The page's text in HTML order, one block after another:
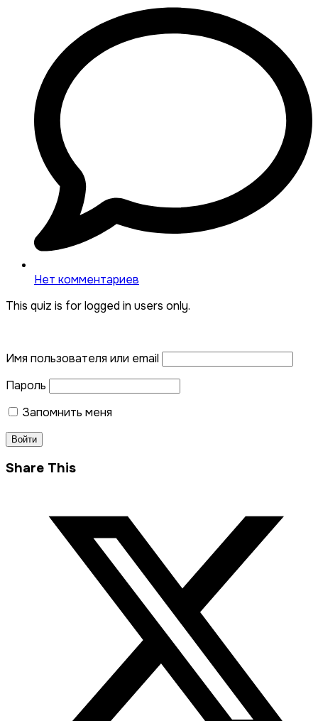
Нет комментариев
This quiz is for logged in users only.
Имя пользователя или email
Пароль
Запомнить меня
Share This